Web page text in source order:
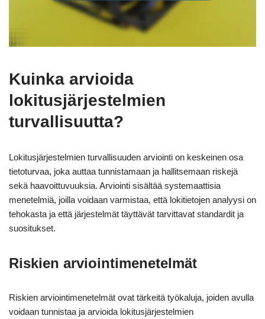
Kuinka arvioida
lokitusjärjestelmien
turvallisuutta?
Lokitusjärjestelmien turvallisuuden arviointi on keskeinen osa
tietoturvaa, joka auttaa tunnistamaan ja hallitsemaan riskejä
sekä haavoittuvuuksia. Arviointi sisältää systemaattisia
menetelmiä, joilla voidaan varmistaa, että lokitietojen analyysi on
tehokasta ja että järjestelmät täyttävät tarvittavat standardit ja
suositukset.
Riskien arviointimenetelmät
Riskien arviointimenetelmät ovat tärkeitä työkaluja, joiden avulla
voidaan tunnistaa ja arvioida lokitusjärjestelmien